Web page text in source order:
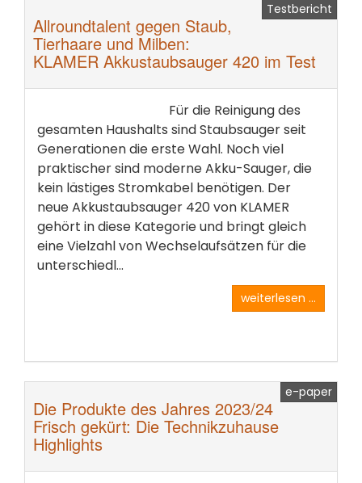
Testbericht
Allroundtalent gegen Staub,
Tierhaare und Milben:
KLAMER Akkustaubsauger 420 im Test
Für die Reinigung des
gesamten Haushalts sind Staubsauger seit
Generationen die erste Wahl. Noch viel
praktischer sind moderne Akku-Sauger, die
kein lästiges Stromkabel benötigen. Der
neue Akkustaubsauger 420 von KLAMER
gehört in diese Kategorie und bringt gleich
eine Vielzahl von Wechselaufsätzen für die
unterschiedl...
weiterlesen ...
e-paper
Die Produkte des Jahres 2023/24
Frisch gekürt: Die Technikzuhause
Highlights